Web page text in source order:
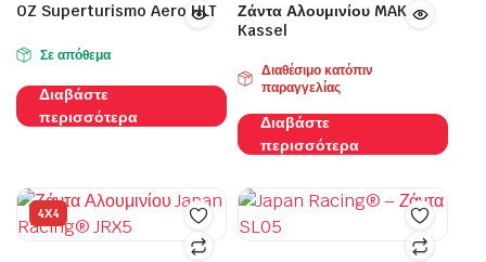
OZ Superturismo Aero HLT
Σε απόθεμα
Διαβάστε
περισσότερα
Ζάντα Αλουμινίου MAK
Kassel
Διαθέσιμο κατόπιν
παραγγελίας
Διαβάστε
περισσότερα
4Χ4